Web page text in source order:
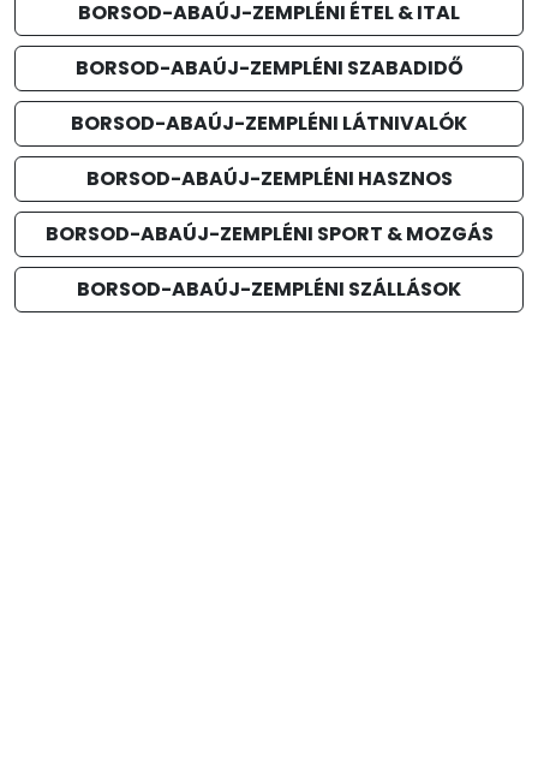
BORSOD-ABAÚJ-ZEMPLÉNI ÉTEL & ITAL
BORSOD-ABAÚJ-ZEMPLÉNI SZABADIDŐ
BORSOD-ABAÚJ-ZEMPLÉNI LÁTNIVALÓK
BORSOD-ABAÚJ-ZEMPLÉNI HASZNOS
BORSOD-ABAÚJ-ZEMPLÉNI SPORT & MOZGÁS
BORSOD-ABAÚJ-ZEMPLÉNI SZÁLLÁSOK